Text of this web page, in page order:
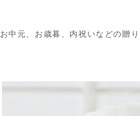
お中元、お歳暮、内祝いなどの贈